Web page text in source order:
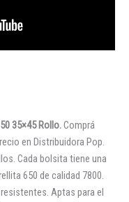
35×45 Rollo.Comprá
en Distribuidora Pop.
Cada bolsita tiene una
650 de calidad 7800.
Aptas para el